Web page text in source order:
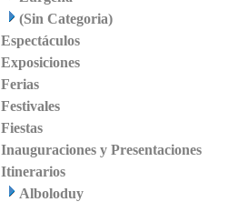
(Sin Categoria)
Espectáculos
Exposiciones
Ferias
Festivales
Fiestas
Inauguraciones y Presentaciones
Itinerarios
Alboloduy